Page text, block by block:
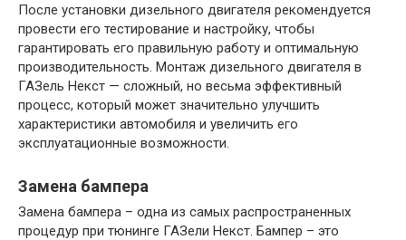
После установки дизельного двигателя рекомендуется
провести его тестирование и настройку, чтобы
гарантировать его правильную работу и оптимальную
производительность. Монтаж дизельного двигателя в
ГАЗель Некст — сложный, но весьма эффективный
процесс, который может значительно улучшить
характеристики автомобиля и увеличить его
эксплуатационные возможности.
Замена бампера
Замена бампера – одна из самых распространенных
процедур при тюнинге ГАЗели Некст. Бампер – это